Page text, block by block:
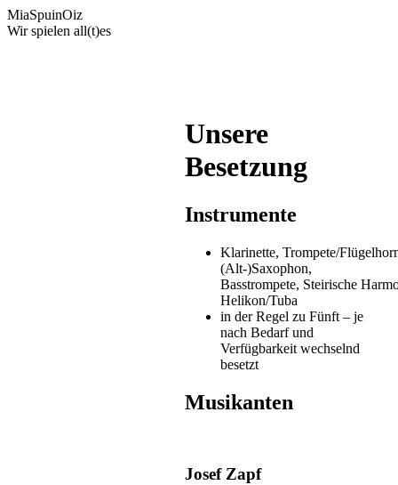
MiaSpuinOiz
Wir spielen all(t)es
Unsere
Besetzung
Instrumente
Klarinette, Trompete/
(Alt-)Saxophon,
Basstrompete, Steirische
Helikon/Tuba
in der Regel zu Fünft – je
nach Bedarf und
Verfügbarkeit wechselnd
besetzt
Musikanten
Josef Zapf